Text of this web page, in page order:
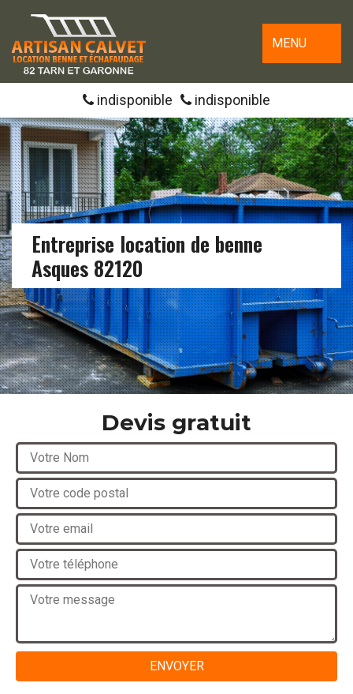
MENU
indisponible indisponible
Entreprise location de benne
Asques 82120
Devis gratuit